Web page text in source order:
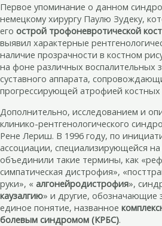
Первое упоминание о данном
немецкому хирургу Паулю Зудеку,
его острой трофоневротической
выявил характерные
наличие прозрачности в костном
на фоне различных воспалительных
суставного аппарата,
прогрессирующей атрофией костных
Дополнительно, исследованием и
клинико-рентгенологического
Рене Лериш. В 1996 году, по
ассоциации, специализирующейся на
объединили такие термины, как
симпатическая дистрофия»,
руки», « алгонейродистрофия»,
каузалгию» и другие, обозначающие
единое понятие, названное
болевым синдромом (КРБС).